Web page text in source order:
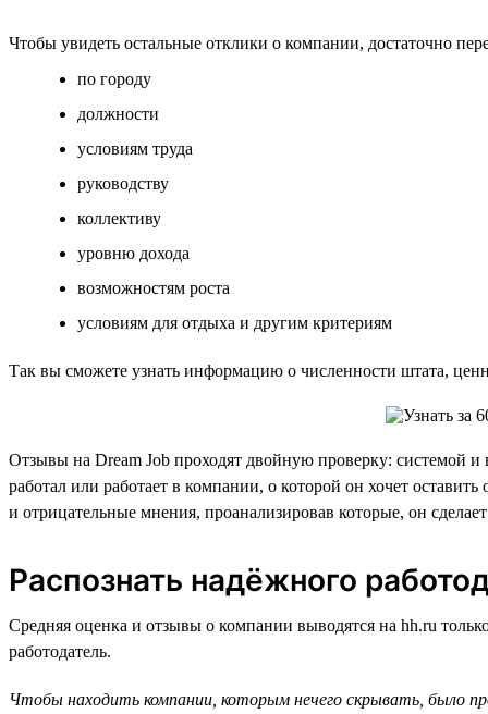
Чтобы увидеть остальные отклики о компании, достаточно
по городу
должности
условиям труда
руководству
коллективу
уровню дохода
возможностям роста
условиям для отдыха и другим критериям
Так вы сможете узнать информацию о численности штата,
Отзывы на Dream Job проходят двойную проверку: системой
работал или работает в компании, о которой он хочет
и отрицательные мнения, проанализировав которые, он
Распознать надёжного
Средняя оценка и отзывы о компании выводятся на hh.ru
работодатель.
Чтобы находить компании, которым нечего скрывать, было